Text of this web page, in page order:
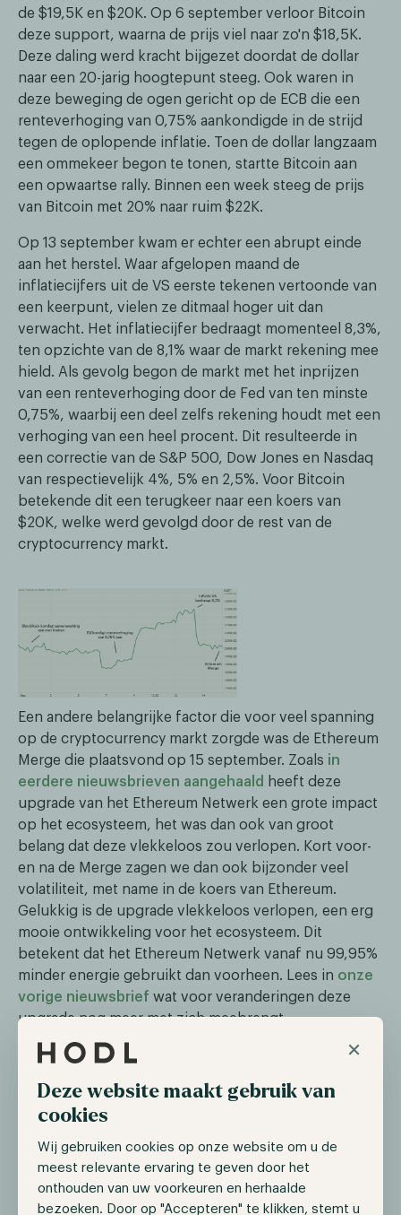
×
Deze website maakt gebruik van
cookies
Wij gebruiken cookies op onze website om u de
meest relevante ervaring te geven door het
onthouden van uw voorkeuren en herhaalde
bezoeken. Door op "Accepteren" te klikken, stemt u
de $19,5K en $20K. Op 6 september verloor Bitcoin
deze support, waarna de prijs viel naar zo'n $18,5K.
Deze daling werd kracht bijgezet doordat de dollar
naar een 20-jarig hoogtepunt steeg. Ook waren in
deze beweging de ogen gericht op de ECB die een
renteverhoging van 0,75% aankondigde in de strijd
tegen de oplopende inflatie. Toen de dollar langzaam
een ommekeer begon te tonen, startte Bitcoin aan
een opwaartse rally. Binnen een week steeg de prijs
van Bitcoin met 20% naar ruim $22K.
Op 13 september kwam er echter een abrupt einde
aan het herstel. Waar afgelopen maand de
inflatiecijfers uit de VS eerste tekenen vertoonde van
een keerpunt, vielen ze ditmaal hoger uit dan
verwacht. Het inflatiecijfer bedraagt momenteel 8,3%,
ten opzichte van de 8,1% waar de markt rekening mee
hield. Als gevolg begon de markt met het inprijzen
van een renteverhoging door de Fed van ten minste
0,75%, waarbij een deel zelfs rekening houdt met een
verhoging van een heel procent. Dit resulteerde in
een correctie van de S&P 500, Dow Jones en Nasdaq
van respectievelijk 4%, 5% en 2,5%. Voor Bitcoin
betekende dit een terugkeer naar een koers van
$20K, welke werd gevolgd door de rest van de
cryptocurrency markt.
Een andere belangrijke factor die voor veel spanning
op de cryptocurrency markt zorgde was de Ethereum
Merge die plaatsvond op 15 september. Zoals in
eerdere nieuwsbrieven aangehaald
heeft deze
upgrade van het Ethereum Netwerk een grote impact
op het ecosysteem, het was dan ook van groot
belang dat deze vlekkeloos zou verlopen. Kort voor-
en na de Merge zagen we dan ook bijzonder veel
volatiliteit, met name in de koers van Ethereum.
Gelukkig is de upgrade vlekkeloos verlopen, een erg
mooie ontwikkeling voor het ecosysteem. Dit
betekent dat het Ethereum Netwerk vanaf nu 99,95%
minder energie gebruikt dan voorheen. Lees in onze
vorige nieuwsbrief wat voor veranderingen deze
upgrade nog meer met zich meebrengt.
BlackRock gaat in zee met crypto
exchange Kraken
Vorige maand was investeringsgigant BlackRock
veelvuldig in het nieuws met haar toetreding tot de
cryptocurrency markt. Zo kondigde BlackRock in
augustus aan dat zij een samenwerkingsverband zijn